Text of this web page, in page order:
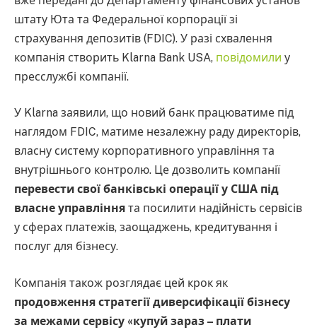
штату Юта та Федеральної корпорації зі
страхування депозитів (FDIC). У разі схвалення
компанія створить Klarna Bank USA, повідомили у
пресслужбі компанії.
У Klarna заявили, що новий банк працюватиме під
наглядом FDIC, матиме незалежну раду директорів,
власну систему корпоративного управління та
внутрішнього контролю. Це дозволить компанії
перевести свої банківські операції у США під
власне управління та посилити надійність сервісів
у сферах платежів, заощаджень, кредитування і
послуг для бізнесу.
Компанія також розглядає цей крок як
продовження стратегії диверсифікації бізнесу
за межами сервісу «купуй зараз – плати